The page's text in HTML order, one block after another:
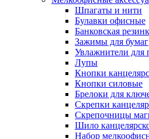
Шпагаты и нити
Булавки офисные
Банковская
Зажимы для бумаг
Увлажнители для
Лупы
Кнопки
Кнопки силовые
Брелоки для
Скрепки
Скрепочницы
Шило
Набор